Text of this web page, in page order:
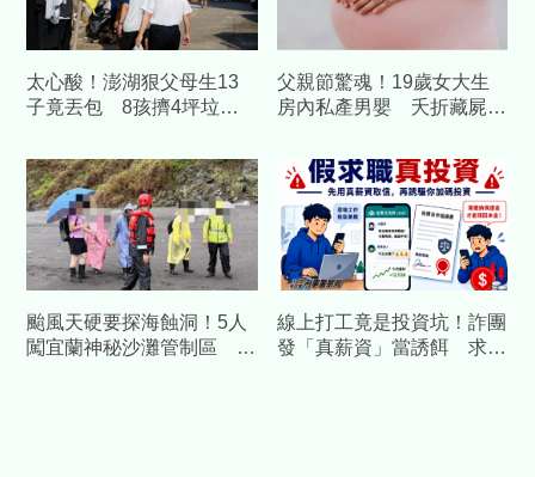
太心酸！澎湖狠父母生13
子竟丟包 8孩擠4坪垃圾
父親節驚魂！19歲女大生
房內私產男嬰 夭折藏屍
颱風天硬要探海蝕洞！5人
闖宜蘭神秘沙灘管制區 海
線上打工竟是投資坑！詐團
發「真薪資」當誘餌 求職